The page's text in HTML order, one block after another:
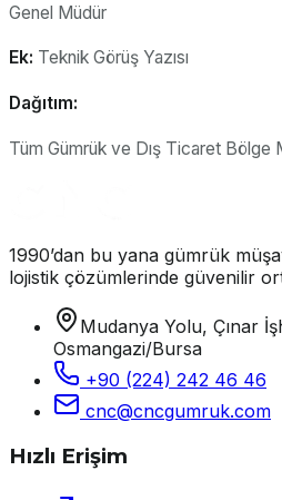
Genel Müdür
Ek: Teknik Görüş Yazısı
Dağıtım:
Tüm Gümrük ve Dış Ticaret Bölge
1990’dan bu yana gümrük
lojistik çözümlerinde güvenilir
Mudanya Yolu, Çınar
Osmangazi/Bursa
+90 (224) 242 46 46
cnc@cncgumruk.com
Hızlı Erişim